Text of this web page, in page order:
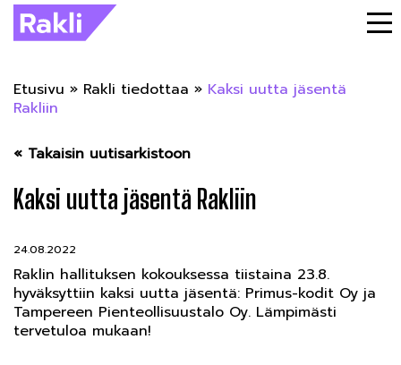
Etusivu » Rakli tiedottaa » Kaksi uutta jäsentä
Rakliin
« Takaisin uutisarkistoon
Kaksi uutta jäsentä Rakliin
24.08.2022
Raklin hallituksen kokouksessa tiistaina 23.8.
hyväksyttiin kaksi uutta jäsentä: Primus-kodit Oy ja
Tampereen Pienteollisuustalo Oy. Lämpimästi
tervetuloa mukaan!